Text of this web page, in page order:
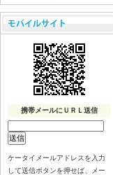
携帯メールにＵＲＬ送信
ケータイメールアドレスを入力
して送信ボタンを押せば、メー